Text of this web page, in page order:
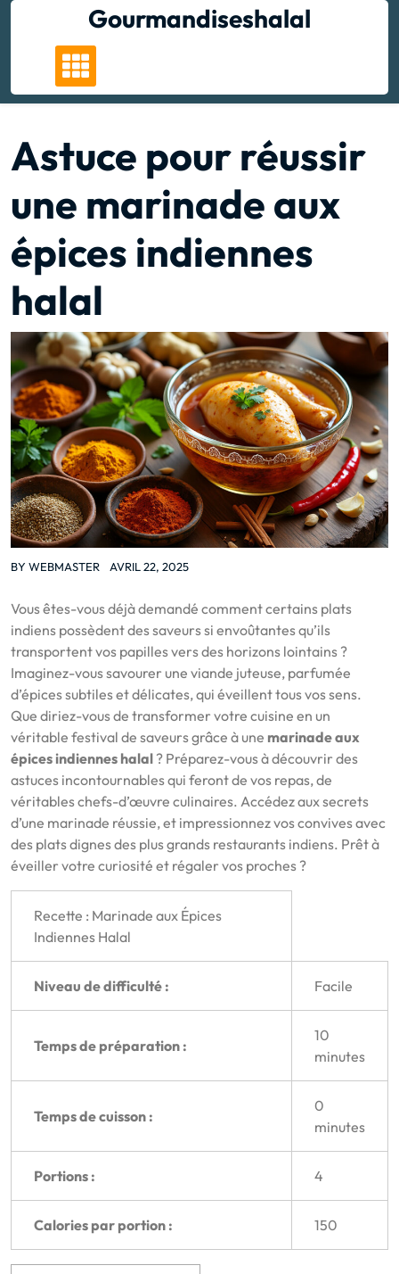
Gourmandiseshalal
Astuce pour réussir
une marinade aux
épices indiennes
halal
BY WEBMASTER AVRIL 22, 2025
Vous êtes-vous déjà demandé comment certains plats
indiens possèdent des saveurs si envoûtantes qu’ils
transportent vos papilles vers des horizons lointains ?
Imaginez-vous savourer une viande juteuse, parfumée
d’épices subtiles et délicates, qui éveillent tous vos sens.
Que diriez-vous de transformer votre cuisine en un
véritable festival de saveurs grâce à une marinade aux
épices indiennes halal ? Préparez-vous à découvrir des
astuces incontournables qui feront de vos repas, de
véritables chefs-d’œuvre culinaires. Accédez aux secrets
d’une marinade réussie, et impressionnez vos convives avec
des plats dignes des plus grands restaurants indiens. Prêt à
éveiller votre curiosité et régaler vos proches ?
Recette : Marinade aux Épices
Indiennes Halal
Niveau de difficulté : Facile
Temps de préparation :
10
minutes
Temps de cuisson :
0
minutes
Portions : 4
Calories par portion : 150